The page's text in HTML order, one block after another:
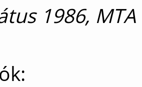
1986,